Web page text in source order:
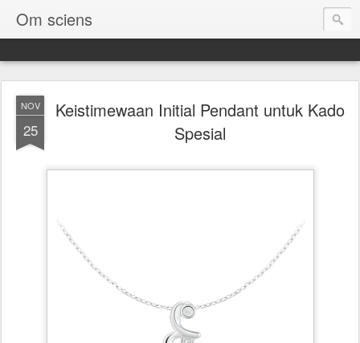
Om sciens
NOV
25
Keistimewaan Initial Pendant untuk Kado
Spesial